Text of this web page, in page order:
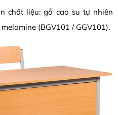
chất liệu: gỗ cao su tự nhiên
(BGV101 / GGV101).